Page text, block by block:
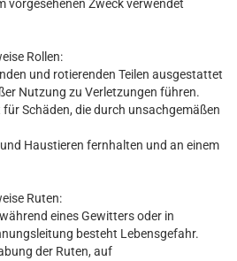
vorgesehenen Zweck verwendet
Rollen:
und rotierenden Teilen ausgestattet
Nutzung zu Verletzungen führen.
Schäden, die durch unsachgemäßen
Haustieren fernhalten und an einem
Ruten:
eines Gewitters oder in
besteht Lebensgefahr.
der Ruten, auf